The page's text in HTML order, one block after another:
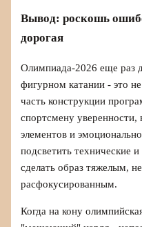
Вывод: роскошь
дорогая
Олимпиада-2026 еще раз
фигурном катании - это
часть конструкции
спортсмену уверенности,
элементов и
подсветить технические
сделать образ тяжелым,
расфокусированным.
Когда на кону